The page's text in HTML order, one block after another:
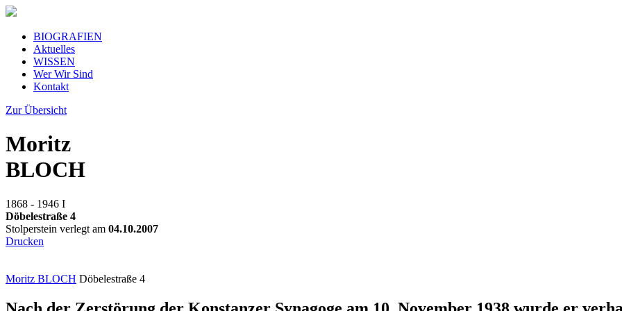
BIOGRAFIEN
Aktuelles
WISSEN
Wer Wir Sind
Kontakt
Zur Übersicht
Moritz
BLOCH
1868 - 1946 I
Döbelestraße 4
Stolperstein verlegt am 04.10.2007
Drucken
Moritz BLOCH Döbelestraße 4